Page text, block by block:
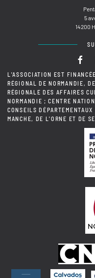
5
14200
L'ASSOCIATION EST
RÉGIONAL DE NORMANDIE,
RÉGIONALE DES AFFAIRES
NORMANDIE ; CENTRE
CONSEILS
MANCHE, DE L'ORNE ET DE